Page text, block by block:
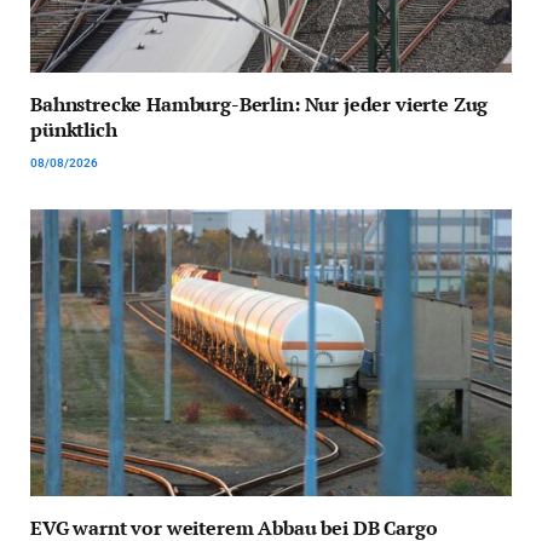
Bahnstrecke Hamburg-Berlin: Nur jeder vierte Zug
pünktlich
08/08/2026
EVG warnt vor weiterem Abbau bei DB Cargo